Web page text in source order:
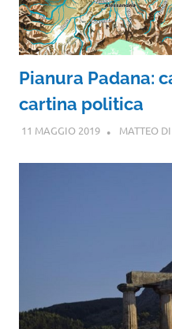
Pianura Padana:
cartina politica
11 MAGGIO 2019 MATTEO